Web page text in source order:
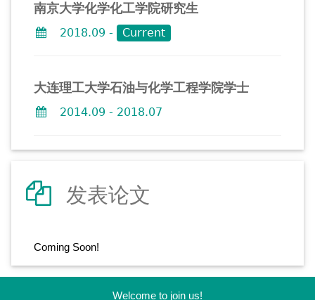
南京大学化学化工学院研究生
2018.09 - Current
大连理工大学石油与化学工程学院学士
2014.09 - 2018.07
发表论文
Coming Soon!
Welcome to join us!